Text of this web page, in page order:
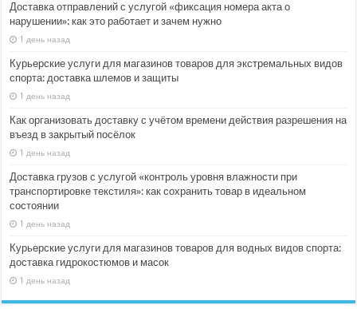
Доставка отправлений с услугой «фиксация номера акта о
нарушении»: как это работает и зачем нужно
1 день назад
Курьерские услуги для магазинов товаров для экстремальных видов
спорта: доставка шлемов и защиты
1 день назад
Как организовать доставку с учётом времени действия разрешения на
въезд в закрытый посёлок
1 день назад
Доставка грузов с услугой «контроль уровня влажности при
транспортировке текстиля»: как сохранить товар в идеальном
состоянии
1 день назад
Курьерские услуги для магазинов товаров для водных видов спорта:
доставка гидрокостюмов и масок
1 день назад